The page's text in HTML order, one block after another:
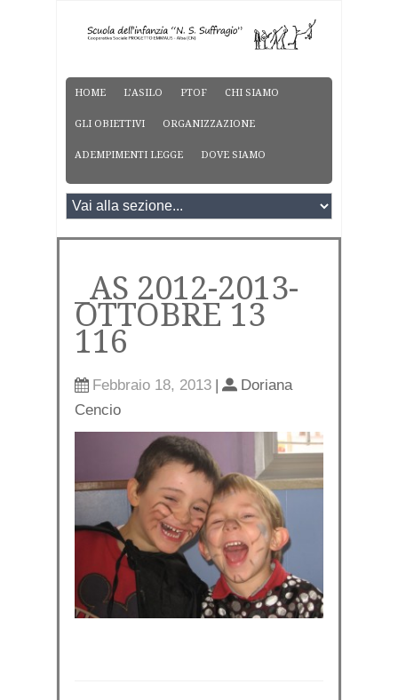
HOME L’ASILO PTOF CHI SIAMO
GLI OBIETTIVI ORGANIZZAZIONE
ADEMPIMENTI LEGGE DOVE SIAMO
_AS 2012-2013-
OTTOBRE 13
116
Febbraio 18, 2013 |
Doriana
Cencio